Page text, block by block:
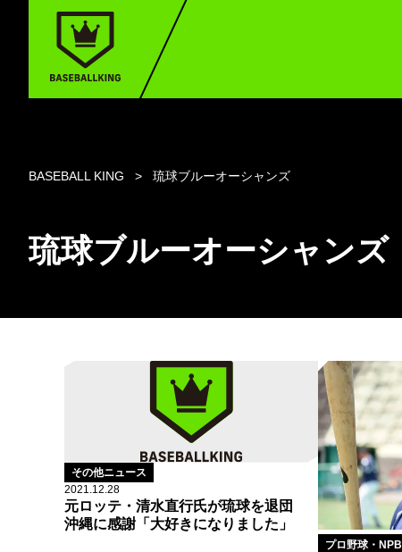
BASEBALL KING 琉球ブルーオーシャンズ
琉球ブルーオーシャンズ
その他ニュース
2021.12.28
元ロッテ・清水直行氏が琉球を退団
沖縄に感謝「大好きになりました」
プロ野球・NPB